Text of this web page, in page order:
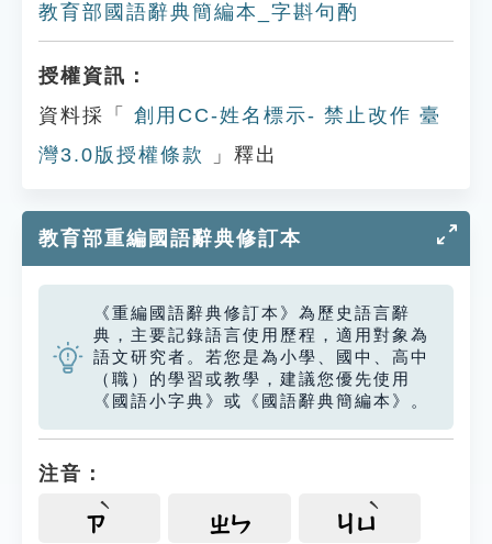
教育部國語辭典簡編本_字斟句酌
授權資訊：
資料採「
創用CC-姓名標示- 禁止改作 臺
灣3.0版授權條款
」釋出
教育部重編國語辭典修訂本
《重編國語辭典修訂本》為歷史語言辭
典，主要記錄語言使用歷程，適用對象為
語文研究者。若您是為小學、國中、高中
（職）的學習或教學，建議您優先使用
《國語小字典》或《國語辭典簡編本》。
注音：
ㄗ ㄓㄣ ㄐㄩ